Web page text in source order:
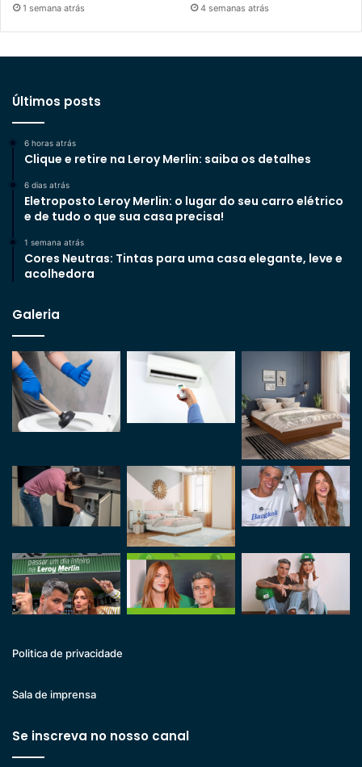
1 semana atrás 4 semanas atrás
Últimos posts
6 horas atrás
Clique e retire na Leroy Merlin: saiba os detalhes
6 dias atrás
Eletroposto Leroy Merlin: o lugar do seu carro elétrico
e de tudo o que sua casa precisa!
1 semana atrás
Cores Neutras: Tintas para uma casa elegante, leve e
acolhedora
Galeria
Politica de privacidade
Sala de imprensa
Se inscreva no nosso canal